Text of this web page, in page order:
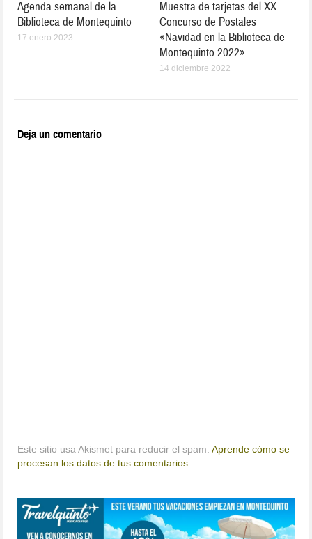
Agenda semanal de la
Biblioteca de Montequinto
17 enero 2023
Muestra de tarjetas del XX
Concurso de Postales
«Navidad en la Biblioteca de
Montequinto 2022»
14 diciembre 2022
Deja un comentario
Este sitio usa Akismet para reducir el spam.Aprende cómo se
procesan los datos de tus comentarios.